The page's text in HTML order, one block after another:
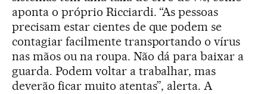
aponta o próprio Ricciardi. “As pessoas
precisam estar cientes de que podem se
contagiar facilmente transportando o vírus
nas mãos ou na roupa. Não dá para baixar a
guarda. Podem voltar a trabalhar, mas
deverão ficar muito atentas”, alerta. A